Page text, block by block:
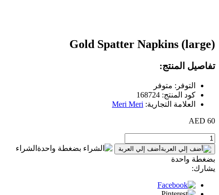
Gold Spatter Napkins (large)
تفاصيل المنتج:
التوفر: متوفر
كود المنتج: 168724
العلامة التجارية: Meri Meri
60 AED
أضف إلي العربة
الشراء
بضغطة واحدة
يشارك: